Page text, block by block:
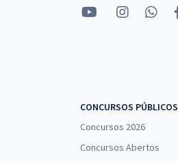
CONCURSOS PÚBLICOS
Concursos 2026
Concursos Abertos